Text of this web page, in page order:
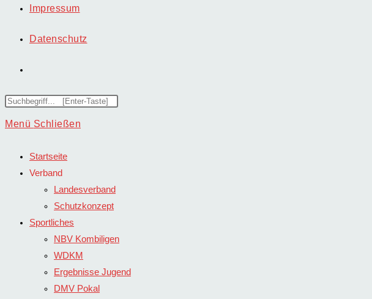
Impressum
Datenschutz
Suche
umschalten
Diese
durchsuchen
Menü Schließen
Startseite
Verband
Landesverband
Schutzkonzept
Sportliches
NBV Kombiligen
WDKM
Ergebnisse Jugend
DMV Pokal